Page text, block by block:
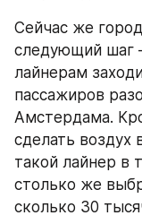
Сейчас же
следующий шаг
лайнерам
пассажиров
Амстердама.
сделать воздух
такой лайнер в
столько же
сколько 30